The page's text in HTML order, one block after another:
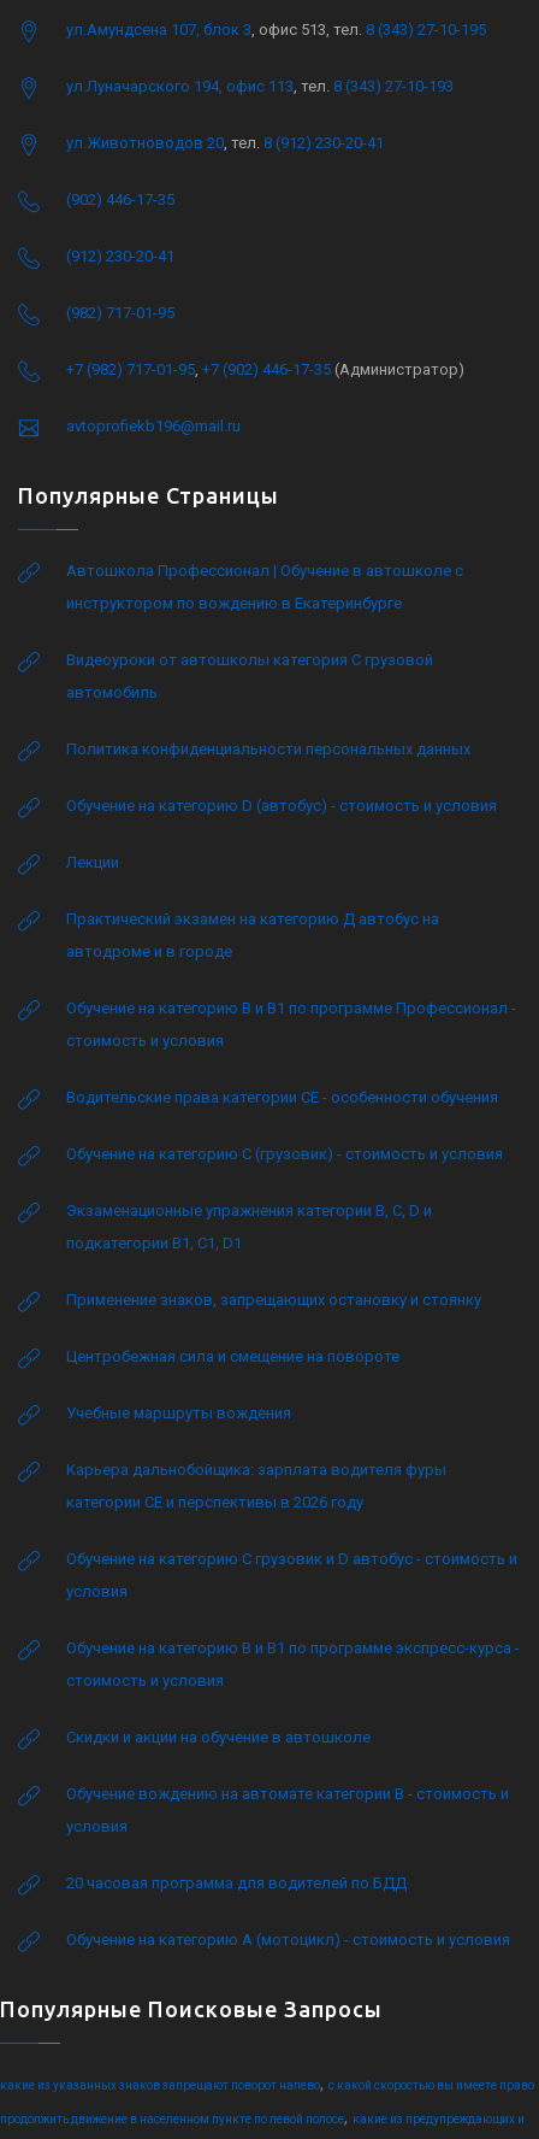
ул.Амундсена 107, блок 3, офис 513, тел. 8 (343) 27-10-195
ул.Луначарского 194, офис 113, тел. 8 (343) 27-10-193
ул.Животноводов 20, тел. 8 (912) 230-20-41
(902) 446-17-35
(912) 230-20-41
(982) 717-01-95
+7 (982) 717-01-95, +7 (902) 446-17-35 (Администратор)
avtoprofiekb196@mail.ru
Популярные Страницы
Автошкола Профессионал | Обучение в автошколе с
инструктором по вождению в Екатеринбурге
Видеоуроки от автошколы категория C грузовой
автомобиль
Политика конфиденциальности персональных данных
Обучение на категорию D (автобус) - стоимость и условия
Лекции
Практический экзамен на категорию Д автобус на
автодроме и в городе
Обучение на категорию B и B1 по программе Профессионал -
стоимость и условия
Водительские права категории CE - особенности обучения
Обучение на категорию C (грузовик) - стоимость и условия
Экзаменационные упражнения категории B, C, D и
подкатегории B1, C1, D1
Применение знаков, запрещающих остановку и стоянку
Центробежная сила и смещение на повороте
Учебные маршруты вождения
Карьера дальнобойщика: зарплата водителя фуры
категории CE и перспективы в 2026 году
Обучение на категорию C грузовик и D автобус - стоимость и
условия
Обучение на категорию B и B1 по программе экспресс-курса -
стоимость и условия
Скидки и акции на обучение в автошколе
Обучение вождению на автомате категории B - стоимость и
условия
20 часовая программа для водителей по БДД
Обучение на категорию А (мотоцикл) - стоимость и условия
Популярные Поисковые Запросы
какие из указанных знаков запрещают поворот налево, с какой скоростью вы имеете право
продолжить движение в населенном пункте по левой полосе, какие из предупреждающих и